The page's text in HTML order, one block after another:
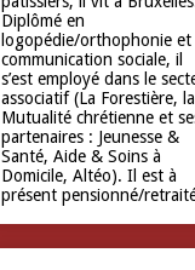
Diplômé en
logopédie/orthophonie et
communication sociale, il
s’est employé dans le
associatif (La Forestière, la
Mutualité chrétienne et
partenaires : Jeunesse &
Santé, Aide & Soins à
Domicile, Altéo). Il est à
présent pensionné/